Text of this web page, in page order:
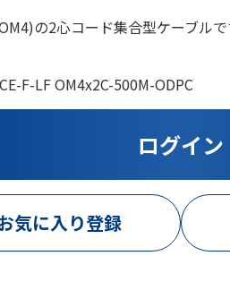
の2心コード集合型ケーブルで
F-LF OM4x2C-500M-ODPC
気に入り登録